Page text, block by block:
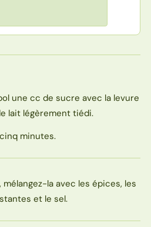
une cc de sucre avec la levure
lait légèrement tiédi.
minutes.
mélangez-la avec les épices, les
et le sel.